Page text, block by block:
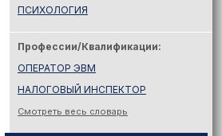
ПСИХОЛОГИЯ
Профессии/Квалификации:
ОПЕРАТОР ЭВМ
НАЛОГОВЫЙ ИНСПЕКТОР
Смотреть весь словарь